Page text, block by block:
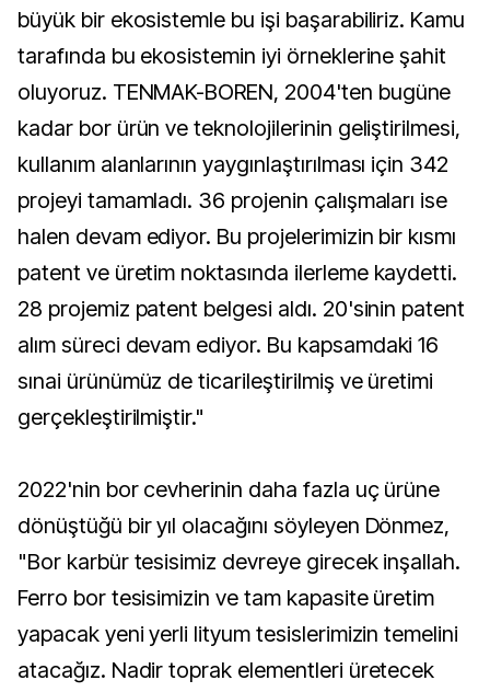
büyük bir ekosistemle bu işi başarabiliriz. Kamu
tarafında bu ekosistemin iyi örneklerine şahit
oluyoruz. TENMAK-BOREN, 2004'ten bugüne
kadar bor ürün ve teknolojilerinin geliştirilmesi,
kullanım alanlarının yaygınlaştırılması için 342
projeyi tamamladı. 36 projenin çalışmaları ise
halen devam ediyor. Bu projelerimizin bir kısmı
patent ve üretim noktasında ilerleme kaydetti.
28 projemiz patent belgesi aldı. 20'sinin patent
alım süreci devam ediyor. Bu kapsamdaki 16
sınai ürünümüz de ticarileştirilmiş ve üretimi
gerçekleştirilmiştir."
2022'nin bor cevherinin daha fazla uç ürüne
dönüştüğü bir yıl olacağını söyleyen Dönmez,
"Bor karbür tesisimiz devreye girecek inşallah.
Ferro bor tesisimizin ve tam kapasite üretim
yapacak yeni yerli lityum tesislerimizin temelini
atacağız. Nadir toprak elementleri üretecek